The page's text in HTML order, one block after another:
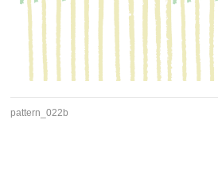
pattern_022b